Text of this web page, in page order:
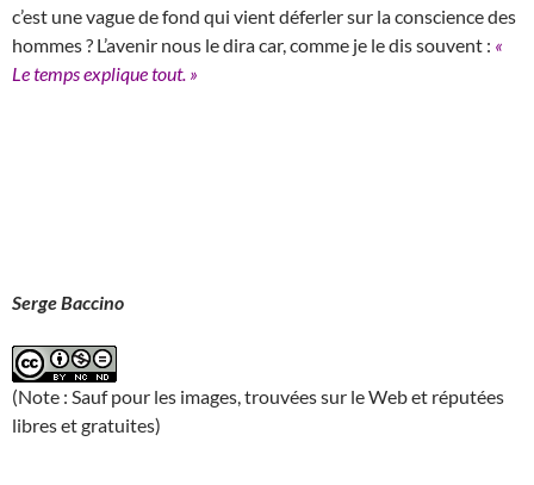
c’est une vague de fond qui vient déferler sur la conscience des
hommes ? L’avenir nous le dira car, comme je le dis souvent : «
Le temps explique tout. »
Serge Baccino
(Note : Sauf pour les images, trouvées sur le Web et réputées
libres et gratuites)